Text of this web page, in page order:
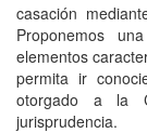
casación
Proponemos
elementos
permita ir
otorgado a la
jurisprudencia.